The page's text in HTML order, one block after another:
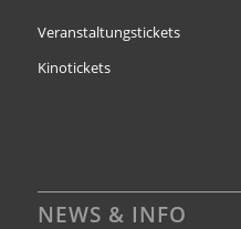
Veranstaltungstickets
Kinotickets
NEWS & INFO